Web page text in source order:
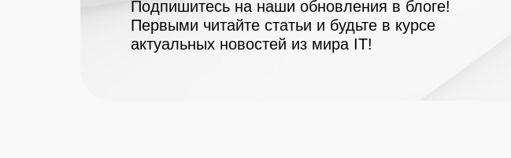
Подпишитесь на наши обновления в блоге!
Первыми читайте статьи и будьте в курсе
актуальных новостей из мира IT!